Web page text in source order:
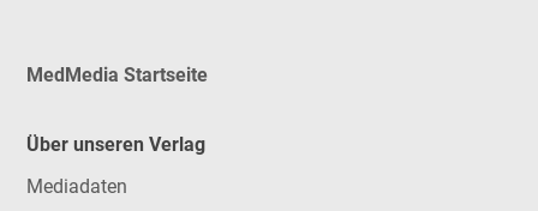
MedMedia Startseite
Über unseren Verlag
Mediadaten